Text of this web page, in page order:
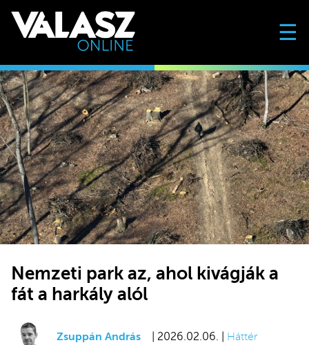
☰
Nemzeti park az, ahol kivágják a
fát a harkály alól
Zsuppán András | 2026.02.06. | Háttér